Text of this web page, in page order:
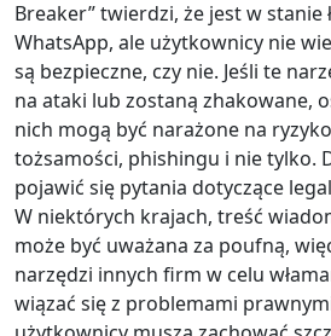
Breaker” twierdzi, że jest w stanie
WhatsApp, ale użytkownicy nie
są bezpieczne, czy nie. Jeśli te
na ataki lub zostaną zhakowane,
nich mogą być narażone na
tożsamości, phishingu i nie tylko.
pojawić się pytania dotyczące
W niektórych krajach, treść
może być uważana za poufną,
narzędzi innych firm w celu
wiązać się z problemami